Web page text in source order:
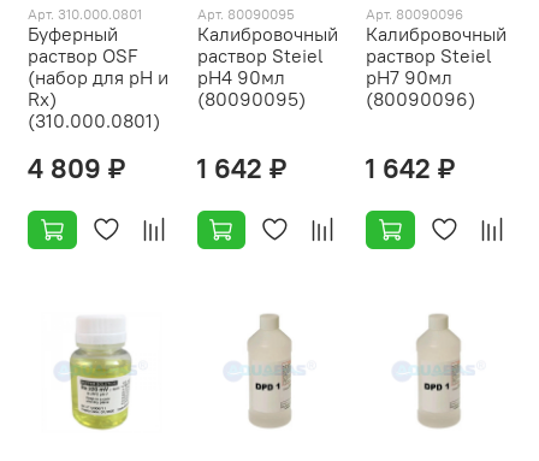
Арт. 310.000.0801
Буферный
раствор OSF
(набор для pH и
Rx)
(310.000.0801)
4 809 ₽
Арт. 80090095
Калибровочный
раствор Steiel
pH4 90мл
(80090095)
1 642 ₽
Арт. 80090096
Калибровочный
раствор Steiel
pH7 90мл
(80090096)
1 642 ₽